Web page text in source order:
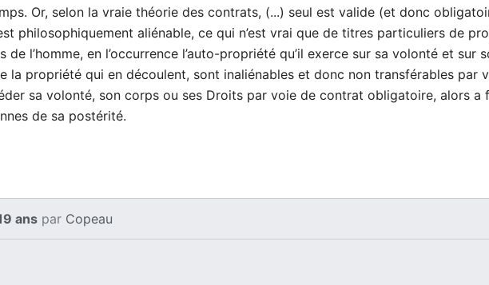
Or, selon la vraie théorie des contrats, (...) seul est valide (et donc
philosophiquement aliénable, ce qui n’est vrai que de titres particuliers de
de l’homme, en l’occurrence l’auto-propriété qu’il exerce sur sa volonté et sur
la propriété qui en découlent, sont inaliénables et donc non transférables par
sa volonté, son corps ou ses Droits par voie de contrat obligatoire, alors a
de sa postérité.
ans par Copeau